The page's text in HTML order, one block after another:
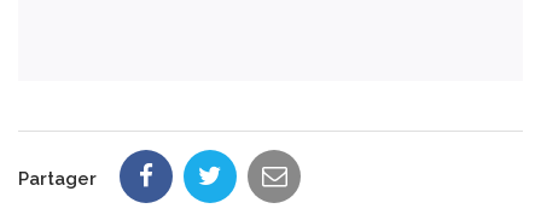
Partager